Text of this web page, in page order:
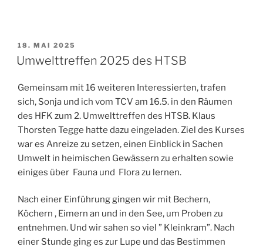
VERÖFFENTLICHT
AM
18. MAI 2025
Umwelttreffen 2025 des HTSB
Gemeinsam mit 16 weiteren Interessierten, trafen
sich, Sonja und ich vom TCV am 16.5. in den Räumen
des HFK zum 2. Umwelttreffen des HTSB. Klaus
Thorsten Tegge hatte dazu eingeladen. Ziel des Kurses
war es Anreize zu setzen, einen Einblick in Sachen
Umwelt in heimischen Gewässern zu erhalten sowie
einiges über Fauna und Flora zu lernen.
Nach einer Einführung gingen wir mit Bechern,
Köchern , Eimern an und in den See, um Proben zu
entnehmen. Und wir sahen so viel ” Kleinkram”. Nach
einer Stunde ging es zur Lupe und das Bestimmen